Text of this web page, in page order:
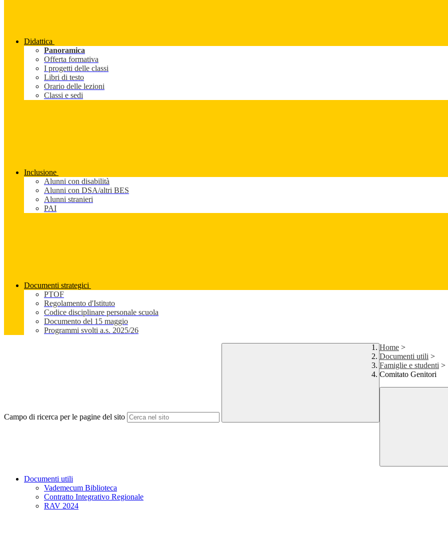
Didattica
Panoramica
Offerta formativa
I progetti delle classi
Libri di testo
Orario delle lezioni
Classi e sedi
Inclusione
Alunni con disabilità
Alunni con DSA/altri BES
Alunni stranieri
PAI
Documenti strategici
PTOF
Regolamento d'Istituto
Codice disciplinare personale scuola
Documento del 15 maggio
Programmi svolti a.s. 2025/26
Campo di ricerca per le pagine del sito
Home >
Documenti utili >
Famiglie e studenti >
Comitato Genitori
Documenti utili
Vademecum Biblioteca
Contratto Integrativo Regionale
RAV 2024